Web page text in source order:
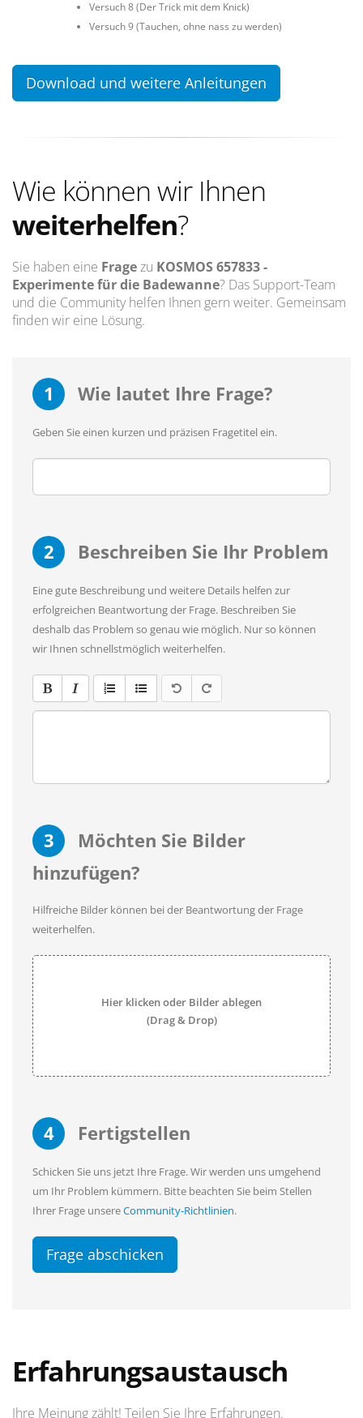
Versuch 8 (Der Trick mit dem Knick)
Versuch 9 (Tauchen, ohne nass zu werden)
Download und weitere Anleitungen
Wie können wir Ihnen
weiterhelfen?
Sie haben eine Fragezu KOSMOS 657833 -
Experimente für die Badewanne? Das Support-Team
und die Community helfen Ihnen gern weiter. Gemeinsam
finden wir eine Lösung.
1 Wie lautet Ihre Frage?
Geben Sie einen kurzen und präzisen Fragetitel ein.
2 Beschreiben Sie Ihr Problem
Eine gute Beschreibung und weitere Details helfen zur
erfolgreichen Beantwortung der Frage. Beschreiben Sie
deshalb das Problem so genau wie möglich. Nur so können
wir Ihnen schnellstmöglich weiterhelfen.
3
Möchten Sie Bilder
hinzufügen?
Hilfreiche Bilder können bei der Beantwortung der Frage
weiterhelfen.
Hier klicken oder Bilder ablegen
(Drag & Drop)
4 Fertigstellen
Schicken Sie uns jetzt Ihre Frage. Wir werden uns umgehend
um Ihr Problem kümmern. Bitte beachten Sie beim Stellen
Ihrer Frage unsereCommunity-Richtlinien.
Frage abschicken
Erfahrungsaustausch
Ihre Meinung zählt! Teilen Sie Ihre Erfahrungen.